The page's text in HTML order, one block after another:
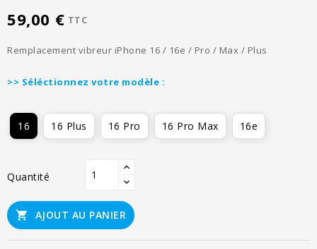
59,00 € TTC
Remplacement vibreur iPhone 16 / 16e / Pro / Max / Plus
>> Séléctionnez votre modèle :
16 16 Plus 16 Pro 16 Pro Max 16e
Quantité
 AJOUT AU PANIER